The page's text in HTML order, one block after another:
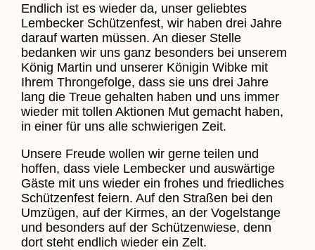
Endlich ist es wieder da, unser geliebtes
Lembecker Schützenfest, wir haben drei Jahre
darauf warten müssen. An dieser Stelle
bedanken wir uns ganz besonders bei unserem
König Martin und unserer Königin Wibke mit
Ihrem Throngefolge, dass sie uns drei Jahre
lang die Treue gehalten haben und uns immer
wieder mit tollen Aktionen Mut gemacht haben,
in einer für uns alle schwierigen Zeit.
Unsere Freude wollen wir gerne teilen und
hoffen, dass viele Lembecker und auswärtige
Gäste mit uns wieder ein frohes und friedliches
Schützenfest feiern. Auf den Straßen bei den
Umzügen, auf der Kirmes, an der Vogelstange
und besonders auf der Schützenwiese, denn
dort steht endlich wieder ein Zelt.